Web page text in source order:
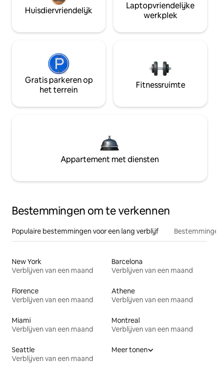
Huisdiervriendelijk
Laptopvriendelijke
werkplek
Gratis parkeren op
het terrein
Fitnessruimte
Appartement met diensten
Bestemmingen om te verkennen
Populaire bestemmingen voor een lang verblijf
New York
Verblijven van een maand
Barcelona
Verblijven van een maand
Florence
Verblijven van een maand
Athene
Verblijven van een maand
Miami
Verblijven van een maand
Montreal
Verblijven van een maand
Seattle
Verblijven van een maand
Meer tonen